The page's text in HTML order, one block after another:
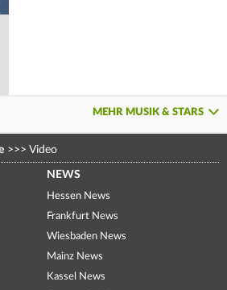
MEHR MUSIK & STARS
>>> Video
NEWS
Hessen News
Frankfurt News
Wiesbaden News
Mainz News
Kassel News